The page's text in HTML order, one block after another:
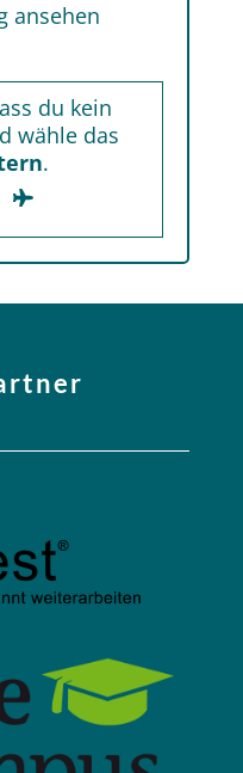
ansehen
du kein
wähle das
.